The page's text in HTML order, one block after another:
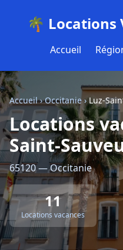
🌴 Locations
Accueil
Accueil›Occitanie›Luz-
Locations
Saint-
65120 — Occitanie
11
Locations vacances